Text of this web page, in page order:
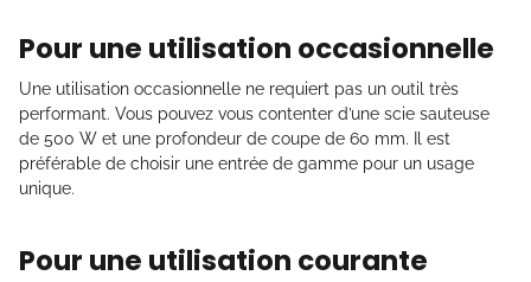
Pour une utilisation occasionnelle
Une utilisation occasionnelle ne requiert pas un outil très
performant. Vous pouvez vous contenter d’une scie sauteuse
de 500 W et une profondeur de coupe de 60 mm. Il est
préférable de choisir une entrée de gamme pour un usage
unique.
Pour une utilisation courante